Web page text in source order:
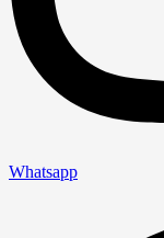
Whatsapp